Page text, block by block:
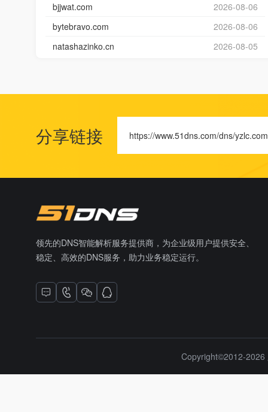
bjjwat.com
2026-08-06
bytebravo.com
2026-08-06
natashazinko.cn
2026-08-05
分享链接 https://www.51dns.com/dns/
领先的DNS智能解析服务提供商，为企业级用户提供安全、
稳定、高效的DNS服务，助力业务稳定运行。
Copyright©2012-2026